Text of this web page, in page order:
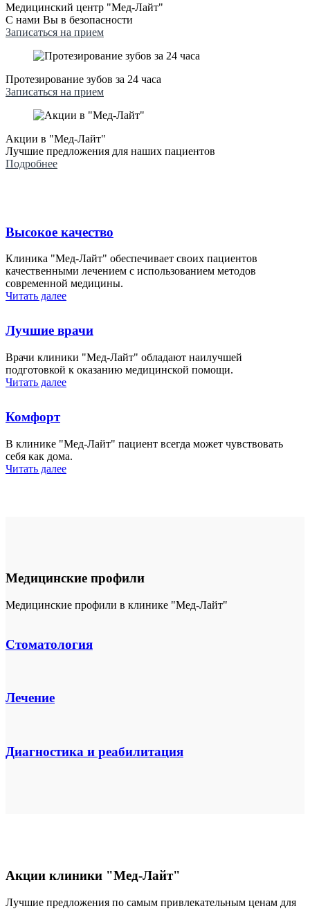
Медицинский центр "Мед-Лайт"
С нами Вы в безопасности
Записаться на прием
Протезирование зубов за 24 часа
Записаться на прием
Акции в "Мед-Лайт"
Лучшие предложения для наших пациентов
Подробнее
Высокое качество
Клиника "Мед-Лайт" обеспечивает своих пациентов
качественными лечением с использованием методов
современной медицины.
Читать далее
Лучшие врачи
Врачи клиники "Мед-Лайт" обладают наилучшей
подготовкой к оказанию медицинской помощи.
Читать далее
Комфорт
В клинике "Мед-Лайт" пациент всегда может чувствовать
себя как дома.
Читать далее
Медицинские профили
Медицинские профили в клинике "Мед-Лайт"
Стоматология
Лечение
Диагностика и реабилитация
Акции клиники "Мед-Лайт"
Лучшие предложения по самым привлекательным ценам для